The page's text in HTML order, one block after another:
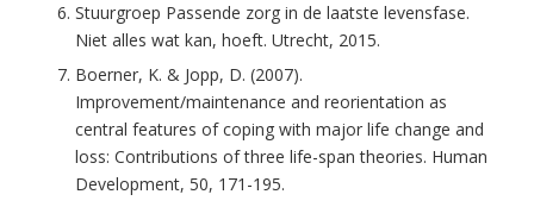
Stuurgroep Passende zorg in de laatste levensfase.
Niet alles wat kan, hoeft. Utrecht, 2015.
Boerner, K. & Jopp, D. (2007).
Improvement/maintenance and reorientation as
central features of coping with major life change and
loss: Contributions of three life-span theories. Human
Development, 50, 171-195.